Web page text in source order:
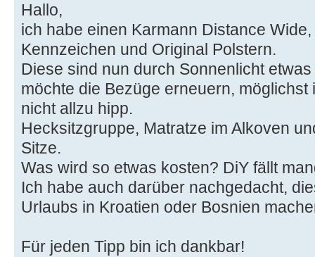
Hallo,
ich habe einen Karmann Distance
Kennzeichen und Original Polstern.
Diese sind nun durch Sonnenlicht
möchte die Bezüge erneuern,
nicht allzu hipp.
Hecksitzgruppe, Matratze im Alkoven
Sitze.
Was wird so etwas kosten? DiY fällt
Ich habe auch darüber nachgedacht,
Urlaubs in Kroatien oder Bosnien
Für jeden Tipp bin ich dankbar!